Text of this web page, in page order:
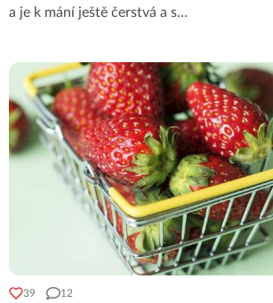
a je k mání ještě čerstvá a s...
39 12